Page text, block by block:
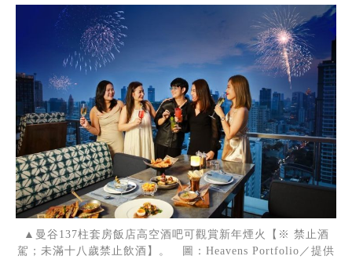
▲曼谷137柱套房飯店高空酒吧可觀賞新年煙火【※ 禁止酒
駕；未滿十八歲禁止飲酒】。 圖：Heavens Portfolio／提供